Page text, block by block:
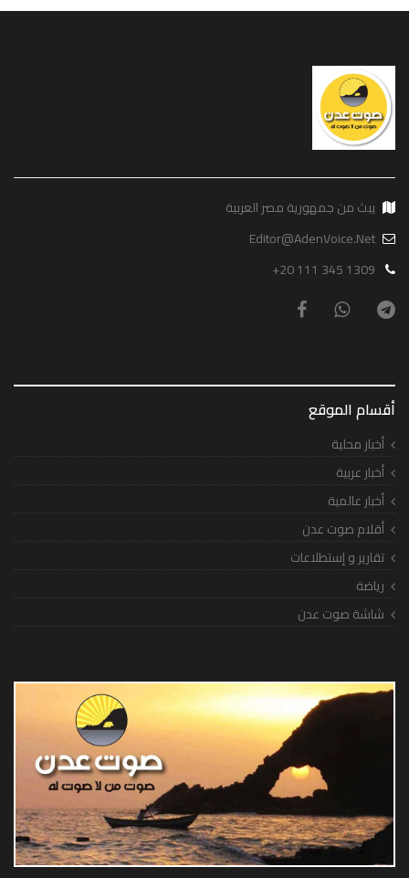
يبث من جمهورية مصر العربية
Editor@AdenVoice.Net
+20 111 345 1309
أقسام الموقع
أخبار محلية
أخبار عربية
أخبار عالمية
أقلام صوت عدن
تقارير و إستطلاعات
رياضة
شاشة صوت عدن